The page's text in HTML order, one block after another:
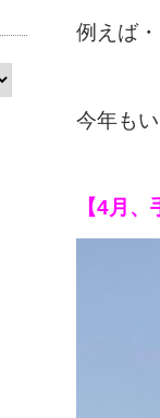
例えば
今年も
【4月